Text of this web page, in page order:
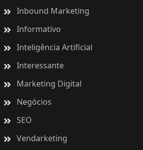
Inbound Marketing
Informativo
Inteligência Artificial
Interessante
Marketing Digital
Negócios
SEO
Vendarketing